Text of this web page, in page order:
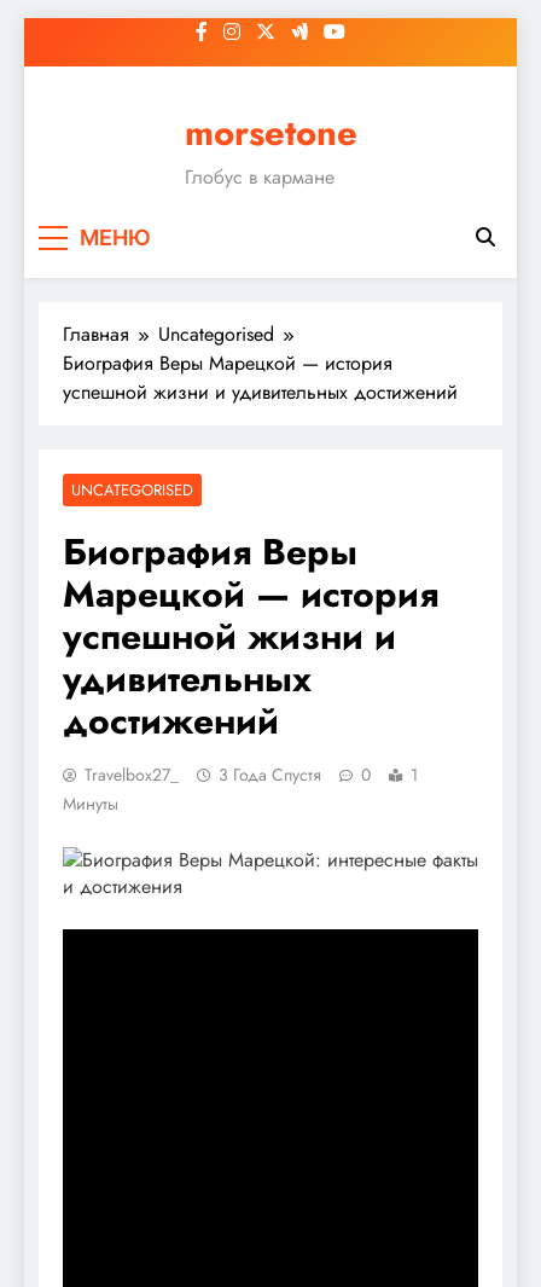
к
morsetone
Глобус в кармане
МЕНЮ
Главная
Uncategorised
Биография Веры Марецкой — история
успешной жизни и удивительных достижений
UNCATEGORISED
Биография Веры
Марецкой — история
успешной жизни и
удивительных
достижений
Travelbox27_ 3 Года Спустя 0
1
Минуты